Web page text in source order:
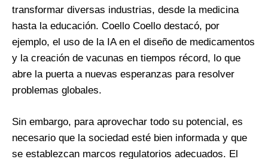
transformar diversas industrias, desde la medicina
hasta la educación. Coello Coello destacó, por
ejemplo, el uso de la IA en el diseño de medicamentos
y la creación de vacunas en tiempos récord, lo que
abre la puerta a nuevas esperanzas para resolver
problemas globales.
Sin embargo, para aprovechar todo su potencial, es
necesario que la sociedad esté bien informada y que
se establezcan marcos regulatorios adecuados. El